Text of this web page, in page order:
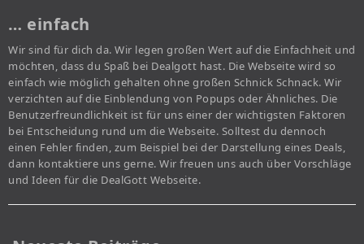
… einfach
Wir sind für dich da. Wir legen großen Wert auf die Einfachheit und
möchten, dass du Spaß bei Dealgott hast. Die Webseite wird so
einfach wie möglich gehalten ohne großen Schnick Schnack. Wir
verzichten auf die Einblendung von Popups oder Ähnliches. Die
Benutzerfreundlichkeit ist für uns einer der wichtigsten Faktoren
bei Entscheidung rund um die Webseite. Solltest du dennoch
einen Fehler finden, zum Beispiel bei der Darstellung eines Deals,
dann kontaktiere uns gerne. Wir freuen uns auch über Vorschläge
und Ideen für die DealGott Webseite.